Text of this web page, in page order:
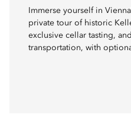
Immerse yourself in
private tour of historic
exclusive cellar tasting,
transportation, with